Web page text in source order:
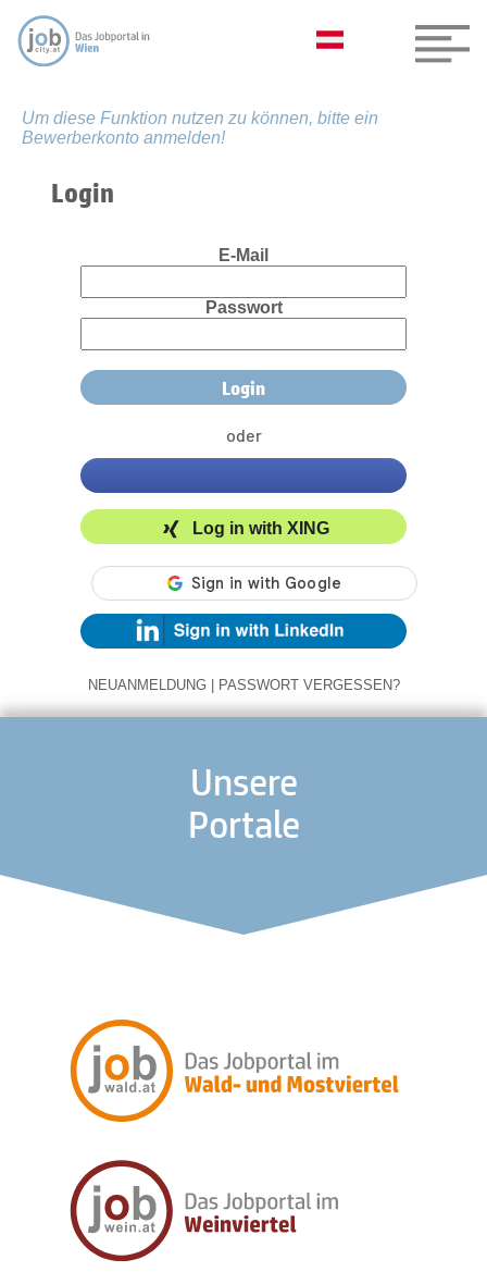
Um diese Funktion nutzen zu können, bitte ein
Bewerberkonto anmelden!
Login
E-Mail
Passwort
oder
Log in with XING
NEUANMELDUNG | PASSWORT VERGESSEN?
Unsere
Portale